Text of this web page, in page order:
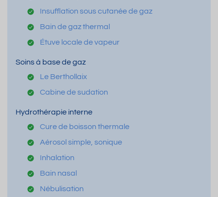
Insufflation sous cutanée de gaz
Bain de gaz thermal
Étuve locale de vapeur
Soins à base de gaz
Le Berthollaix
Cabine de sudation
Hydrothérapie interne
Cure de boisson thermale
Aérosol simple, sonique
Inhalation
Bain nasal
Nébulisation